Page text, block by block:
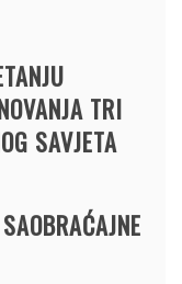
TRI
SAVJETA